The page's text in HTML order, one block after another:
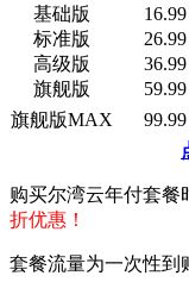
基础版
16.99
标准版
26.99
高级版
36.99
旗舰版
59.99
旗舰版MAX
99.99
购买尔湾云年付套餐
折优惠！
套餐流量为一次性到